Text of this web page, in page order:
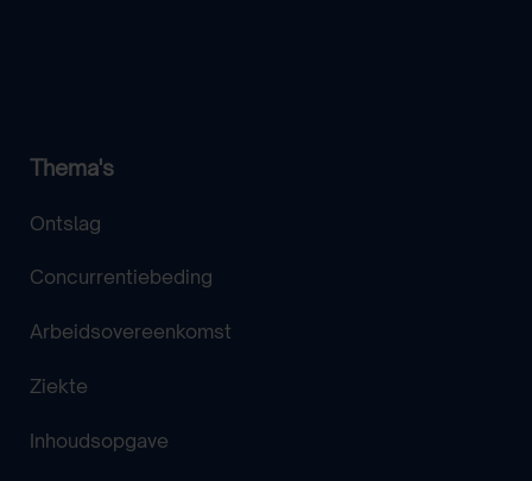
Thema's
Ontslag
Concurrentiebeding
Arbeidsovereenkomst
Ziekte
Inhoudsopgave